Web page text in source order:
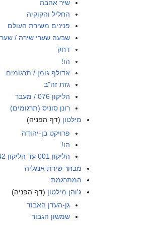
שיר אהבה
החליל והקוקיה
פנינים משירת העולם
שבעה שערי שירה / שער
דחק
הו!
אדולף גומן / תרגומים
גזת זה"ב
הליקון 076 / מעבר
רונן סוניס (תרגומים)
מילטון (דף הפניה)
פרויקט בן-יהודה
הו!
הליקון 001 עד הליקון 042
מבחר שירת אנגליה
המתרגמת
ג'והן מילטון (דף הפניה)
גן-העדן האבוד
שמשון הגבור